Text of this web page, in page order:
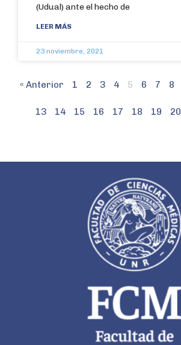
(Udual) ante el hecho de
LEER MÁS
23 noviembre, 2021
« Anterior 1 2 3 4 5 6 7 8
13 14 15 16 17 18 19 20